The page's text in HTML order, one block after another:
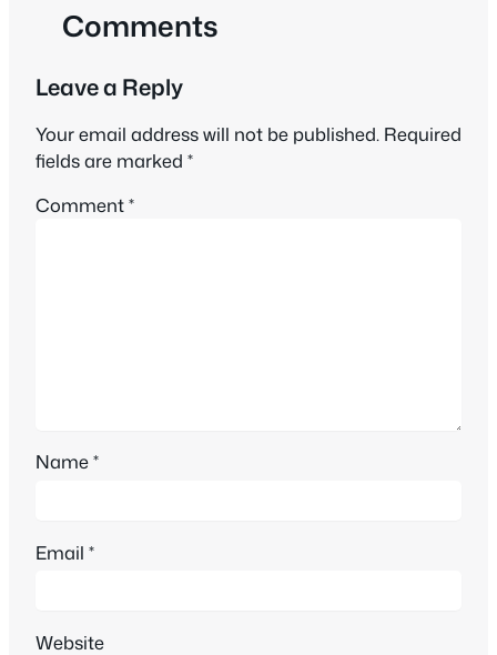
Comments
Leave a Reply
Your email address will not be published. Required
fields are marked *
Comment*
Name*
Email *
Website